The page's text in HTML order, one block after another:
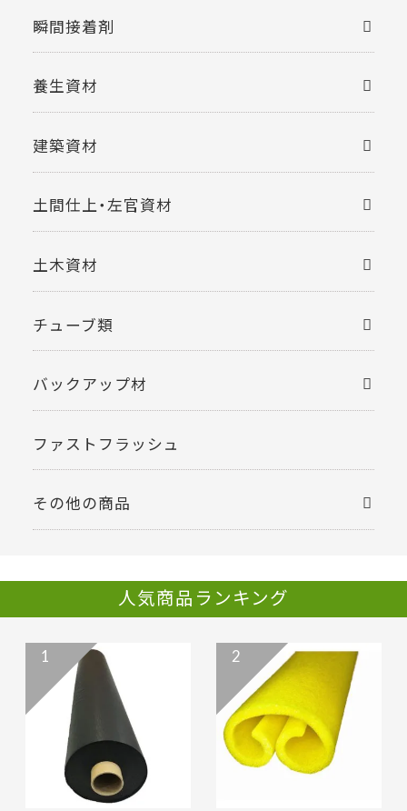
瞬間接着剤
養生資材
建築資材
土間仕上・左官資材
土木資材
チューブ類
バックアップ材
ファストフラッシュ
その他の商品
人気商品ランキング
1 2